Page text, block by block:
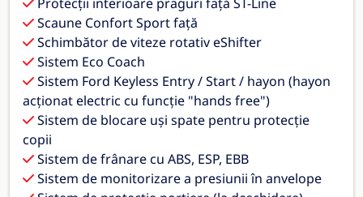
Scaune Confort Sport față
Schimbător de viteze rotativ eShifter
Sistem Eco Coach
Sistem Ford Keyless Entry / Start / hayon (hayon
acționat electric cu funcție "hands free")
Sistem de blocare uși spate pentru protecție
copii
Sistem de frânare cu ABS, ESP, EBB
Sistem de monitorizare a presiunii în anvelope